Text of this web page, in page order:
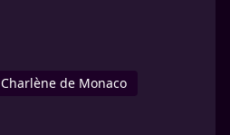
Charlène de Monaco